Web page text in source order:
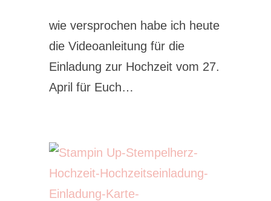
wie versprochen habe ich heute
die Videoanleitung für die
Einladung zur Hochzeit vom 27.
April für Euch…